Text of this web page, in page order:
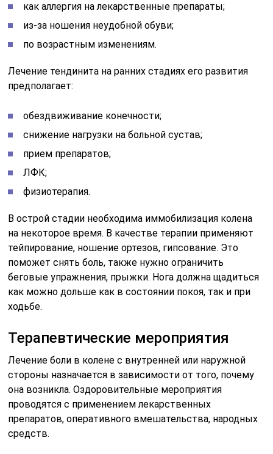
как аллергия на лекарственные препараты;
из-за ношения неудобной обуви;
по возрастным изменениям.
Лечение тендинита на ранних стадиях его развития
предполагает:
обездвиживание конечности;
снижение нагрузки на больной сустав;
прием препаратов;
ЛФК;
физиотерапия.
В острой стадии необходима иммобилизация колена
на некоторое время. В качестве терапии применяют
тейпирование, ношение ортезов, гипсование. Это
поможет снять боль, также нужно ограничить
беговые упражнения, прыжки. Нога должна щадиться
как можно дольше как в состоянии покоя, так и при
ходьбе.
Терапевтические мероприятия
Лечение боли в колене с внутренней или наружной
стороны назначается в зависимости от того, почему
она возникла. Оздоровительные мероприятия
проводятся с применением лекарственных
препаратов, оперативного вмешательства, народных
средств.